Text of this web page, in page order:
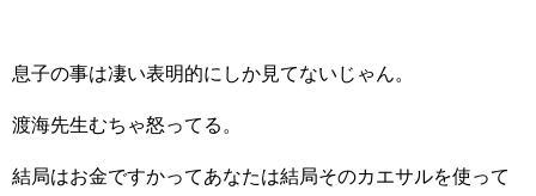
息子の事は凄い表明的にしか見てないじゃん。
渡海先生むちゃ怒ってる。
結局はお金ですかってあなたは結局そのカエサルを使って